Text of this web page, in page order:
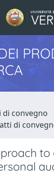
convegno
di
to